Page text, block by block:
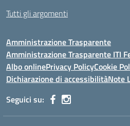
Tutti gli argomenti
Amministrazione Trasparente
Amministrazione Trasparente ITI
Albo onlinePrivacy PolicyCookie
Dichiarazione di accessibilitàNote
Seguici su: